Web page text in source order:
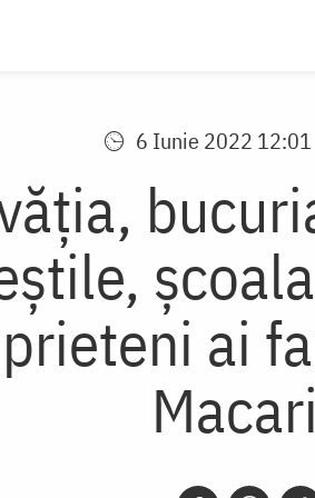
6 Iunie 2022 12:01
ai